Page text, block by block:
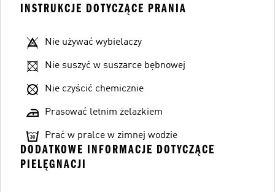
INSTRUKCJE DOTYCZĄCE PRANIA
Nie używać wybielaczy
Nie suszyć w suszarce bębnowej
Nie czyścić chemicznie
Prasować letnim żelazkiem
Prać w pralce w zimnej wodzie
DODATKOWE INFORMACJE DOTYCZĄCE
PIELĘGNACJI